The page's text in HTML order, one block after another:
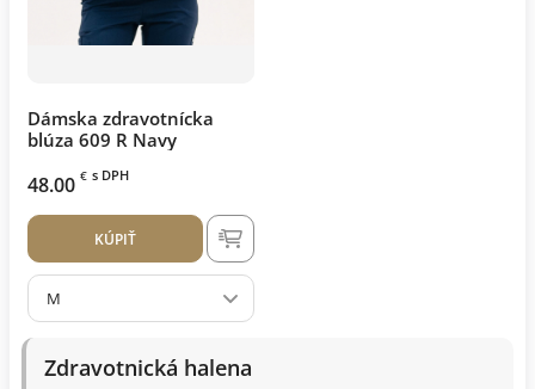
Dámska zdravotnícka
blúza 609 R Navy
48.00 € s DPH
KÚPIŤ
M
Zdravotnická halena